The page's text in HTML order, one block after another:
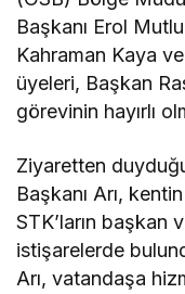
Başkanı Erol
Kahraman Kaya
üyeleri, Başkan
görevinin hayırlı
Ziyaretten
Başkanı Arı,
STK’ların başkan
istişarelerde
Arı, vatandaşa